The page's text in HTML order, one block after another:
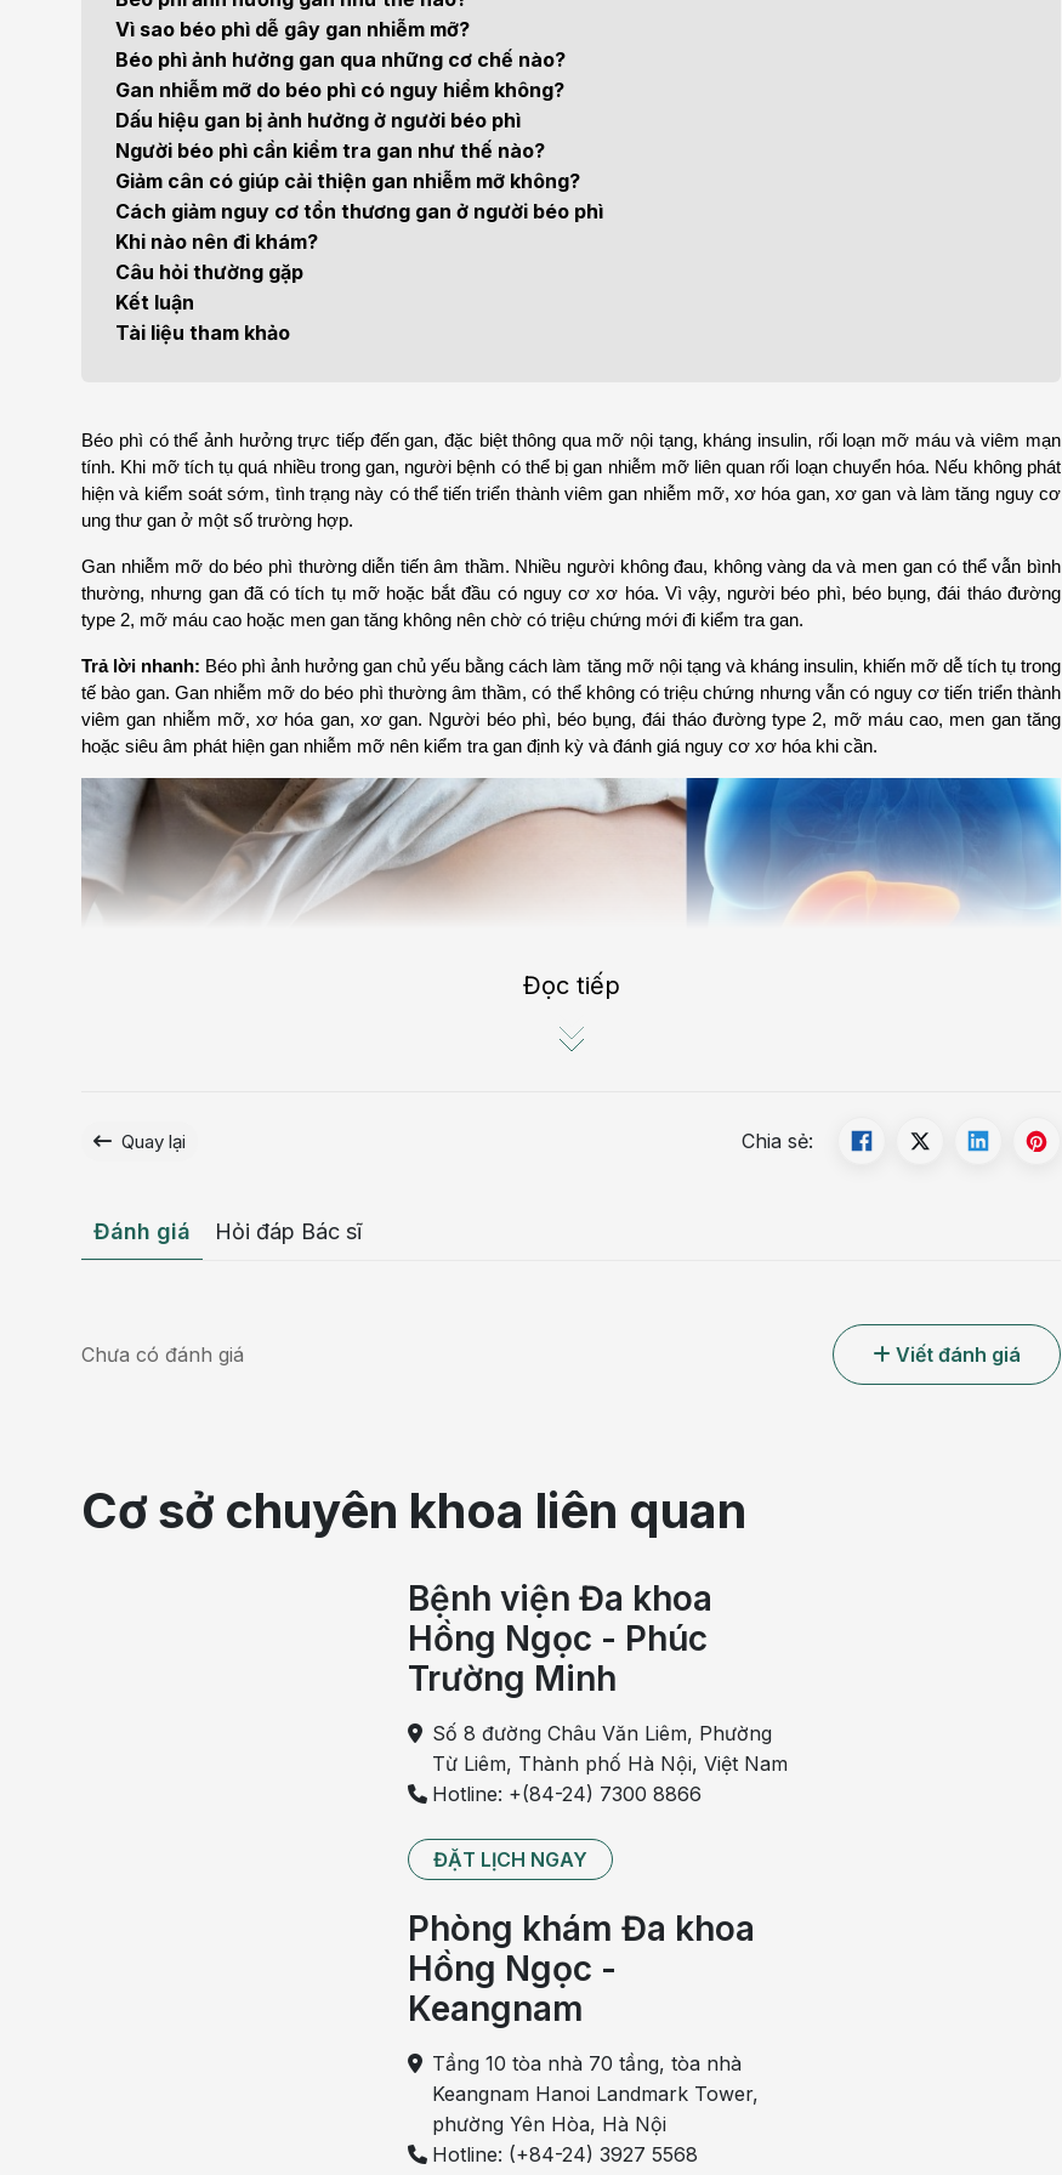
Thẩm mỹ
Tiêu hóa - Gan - Mật
Nội Tiết
Cấp cứu - Hồi sức tích
Ung bướu
Thận - Tiết niệu
Vật lý trị liệu - Phục hồi
chức năng
Vì sao béo phì dễ gây gan nhiễm mỡ?
Béo phì ảnh hưởng gan qua những cơ chế nào?
Gan nhiễm mỡ do béo phì có nguy hiểm không?
Dấu hiệu gan bị ảnh hưởng ở người béo phì
Người béo phì cần kiểm tra gan như thế nào?
Giảm cân có giúp cải thiện gan nhiễm mỡ không?
Cách giảm nguy cơ tổn thương gan ở người béo phì
Khi nào nên đi khám?
Câu hỏi thường gặp
Kết luận
Tài liệu tham khảo
Béo phì có thể ảnh hưởng trực tiếp đến gan, đặc biệt thông qua mỡ nội tạng, kháng insulin, rối loạn mỡ máu và viêm mạn
tính. Khi mỡ tích tụ quá nhiều trong gan, người bệnh có thể bị gan nhiễm mỡ liên quan rối loạn chuyển hóa. Nếu không phát
hiện và kiểm soát sớm, tình trạng này có thể tiến triển thành viêm gan nhiễm mỡ, xơ hóa gan, xơ gan và làm tăng nguy cơ
ung thư gan ở một số trường hợp.
Gan nhiễm mỡ do béo phì thường diễn tiến âm thầm. Nhiều người không đau, không vàng da và men gan có thể vẫn bình
thường, nhưng gan đã có tích tụ mỡ hoặc bắt đầu có nguy cơ xơ hóa. Vì vậy, người béo phì, béo bụng, đái tháo đường
type 2, mỡ máu cao hoặc men gan tăng không nên chờ có triệu chứng mới đi kiểm tra gan.
Trả lời nhanh: Béo phì ảnh hưởng gan chủ yếu bằng cách làm tăng mỡ nội tạng và kháng insulin, khiến mỡ dễ tích tụ trong
tế bào gan. Gan nhiễm mỡ do béo phì thường âm thầm, có thể không có triệu chứng nhưng vẫn có nguy cơ tiến triển thành
viêm gan nhiễm mỡ, xơ hóa gan, xơ gan. Người béo phì, béo bụng, đái tháo đường type 2, mỡ máu cao, men gan tăng
hoặc siêu âm phát hiện gan nhiễm mỡ nên kiểm tra gan định kỳ và đánh giá nguy cơ xơ hóa khi cần.
Trường Minh.
Bài viết chỉ cung cấp thông tin tham khảo, không thay thế chẩn đoán hoặc điều trị. Người bệnh không
của bác sĩ. Nếu có vàng da, vàng mắt, bụng to nhanh, phù chân, nôn ra máu, đi ngoài phân đen, lơ mơ, đau bụng dữ dội
hoặc sụt cân không rõ nguyên nhân, cần đi khám/cấp cứu sớm.
Tóm tắt nội dung bài viết
Bạn sẽ biết gì?
Mỡ nội tạng, kháng insulin và rối loạn mỡ máu làm tăng
Tình trạng mỡ tích tụ trong gan liên quan rối loạn chuyển
MASLD thay cho NAFLD; MASH thay cho NASH trong hệ
Có thể tiến triển thành viêm gan nhiễm mỡ, xơ hóa gan, xơ
gan, ung thư gan
Thường ít triệu chứng; có thể mệt, nặng hạ sườn phải,
Đọc tiếp
Quay lại Chia sẻ:
Đánh giá Hỏi đáp Bác sĩ
Chưa có đánh giá Viết đánh giá
Cơ sở chuyên khoa liên quan
Bệnh viện Đa khoa
Hồng Ngọc - Phúc
Trường Minh
Số 8 đường Châu Văn Liêm, Phường
Từ Liêm, Thành phố Hà Nội, Việt Nam
Hotline: +(84-24) 7300 8866
ĐẶT LỊCH NGAY
Phòng khám Đa khoa
Hồng Ngọc -
Keangnam
Tầng 10 tòa nhà 70 tầng, tòa nhà
Keangnam Hanoi Landmark Tower,
phường Yên Hòa, Hà Nội
Hotline: (+84-24) 3927 5568